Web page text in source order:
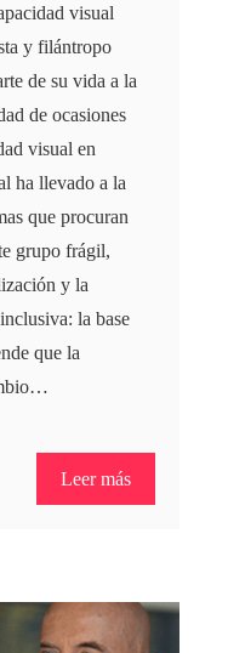
visual
y filántropo
de su vida a la
de ocasiones
visual en
ha llevado a la
que procuran
grupo frágil,
y la
la base
que la
Leer más